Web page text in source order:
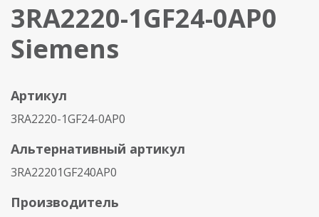
3RA2220-1GF24-0AP0
Siemens
Артикул
3RA2220-1GF24-0AP0
Альтернативный артикул
3RA22201GF240AP0
Производитель